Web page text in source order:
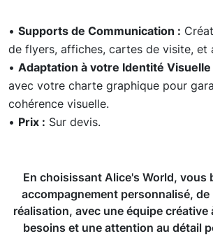
• Supports de Communication :
de flyers, affiches, cartes de visite, et
• Adaptation à votre Identité Visuelle
avec votre charte graphique pour
cohérence visuelle.
• Prix : Sur devis.
En choisissant Alice's World, vous
accompagnement personnalisé, de
réalisation, avec une équipe créative
besoins et une attention au détail